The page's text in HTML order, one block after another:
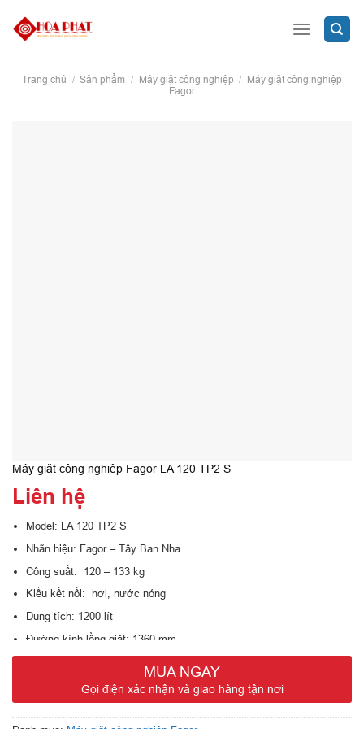
Trang chủ / Sản phẩm / Máy giặt công nghiệp / Máy giặt công nghiệp
Fagor
Máy giặt công nghiệp Fagor LA 120 TP2 S
Liên hệ
Model: LA 120 TP2 S
Nhãn hiệu: Fagor – Tây Ban Nha
Công suất: 120 – 133 kg
Kiểu kết nối: hơi, nước nóng
Dung tích: 1200 lít
Đường kính lồng giặt: 1360 mm
Tốc độ giặt : 678 vòng/ phút
Tốc độ vắt : 34 vòng/ phút
MUA NGAY
Gọi điện xác nhận và giao hàng tận nơi